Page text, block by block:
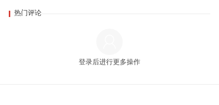
热门评论
登录后进行更多操作